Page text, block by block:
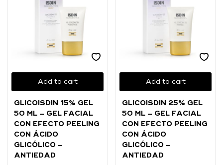
Add to cart
GLICOISDIN 15% GEL
50 ML – GEL FACIAL
CON EFECTO PEELING
CON ÁCIDO
GLICÓLICO –
ANTIEDAD
Add to cart
GLICOISDIN 25% GEL
50 ML – GEL FACIAL
CON EFECTO PEELING
CON ÁCIDO
GLICÓLICO –
ANTIEDAD